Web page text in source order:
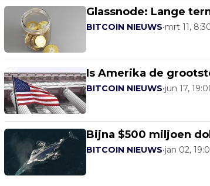
Glassnode: Lange
BITCOIN NIEUWS•mrt 11,
Is Amerika de
BITCOIN NIEUWS•jun 17,
Bijna $500 miljoen
BITCOIN NIEUWS•jan 02,